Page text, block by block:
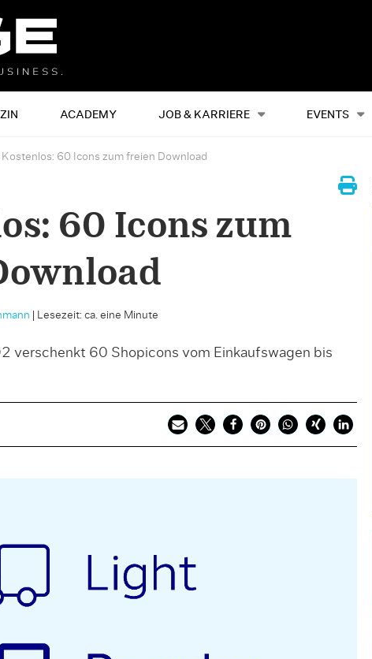
ACADEMY JOB & KARRIERE EVENTS
Alles Events
Kostenlos: 60 Icons zum freien Download
60 Icons zum
Lesezeit: ca. eine Minute
verschenkt 60 Shopicons vom Einkaufswagen bis